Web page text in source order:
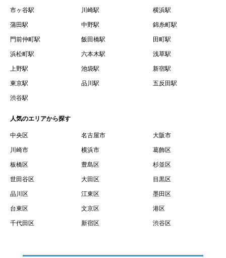
７.「本会員制度」とは、会員による本サービスの利用の促
進を目的とした会員制度を意味します。
借契約書およびオプション注文書を意味します。
９.「契約期間開始日」とは、定期建物賃貸借契約（以下
「賃貸借契約」と言います）の開始日のことで、利用者の
賃借権が発生する日を意味します。
するために、選んだ物件を保留することを意味します。
１１.「予約情報」とは、物件を予約するために必要な当社
所定の情報を意味します。物件情報や期間、オプション等
１２.「キャンセル」とは、賃貸借契約締結後から契約期間
開始日前までに、利用者が賃貸借契約を解除することを意
味します。
１３.「中途解約」とは、賃貸借契約期間の途中で、利用者
市ヶ谷駅 川崎駅 横浜駅
蒲田駅 中野駅 錦糸町駅
門前仲町駅 飯田橋駅 田町駅
浜松町駅 六本木駅 浅草駅
上野駅 池袋駅 新宿駅
東京駅 品川駅 五反田駅
渋谷駅
人気のエリアから探す
中央区 名古屋市 大阪市
川崎市 横浜市 葛飾区
板橋区 豊島区 杉並区
世田谷区 大田区 目黒区
品川区 江東区 墨田区
台東区 文京区 港区
千代田区 新宿区 渋谷区